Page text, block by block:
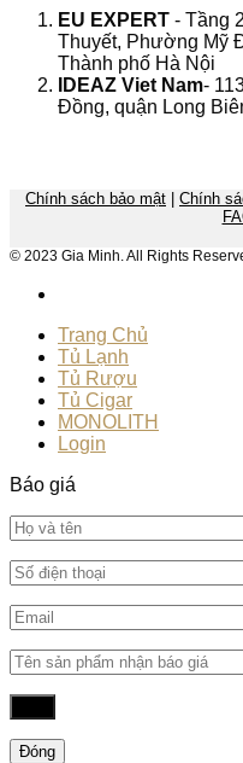
EU EXPERT - Tầng
Thuyết, Phường Mỹ
Thành phố Hà Nội
IDEAZ Viet Nam-
Đồng, quận Long
Chính sách bảo mật Chính
© 2023 Gia Minh. All Rights
Trang Chủ
Tủ Lạnh
Tủ Rượu
Tủ Cigar
MONOLITH
Login
Báo giá
Đóng